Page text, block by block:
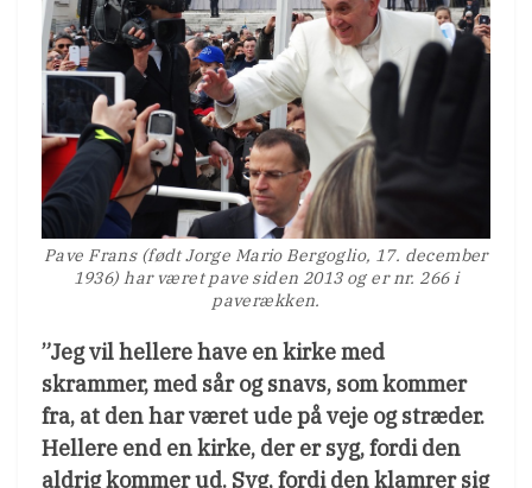
Pave Frans (født Jorge Mario Bergoglio, 17. december
1936) har været pave siden 2013 og er nr. 266 i
paverækken.
”Jeg vil hellere have en kirke med
skrammer, med sår og snavs, som kommer
fra, at den har været ude på veje og stræder.
Hellere end en kirke, der er syg, fordi den
aldrig kommer ud. Syg, fordi den klamrer sig